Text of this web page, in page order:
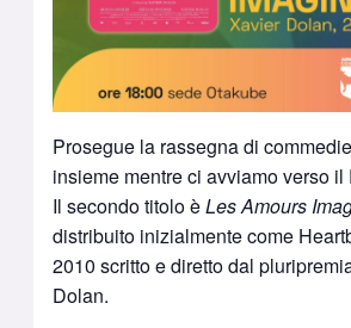
Prosegue la rassegna di
insieme mentre ci avviamo verso il
Il secondo titolo èLes Amours
distribuito inizialmente come
2010 scritto e diretto dal
Dolan.